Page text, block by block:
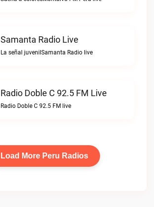
Samanta Radio Live
La señal juvenilSamanta Radio live
Radio Doble C 92.5 FM Live
Radio Doble C 92.5 FM live
Load More Peru Radios